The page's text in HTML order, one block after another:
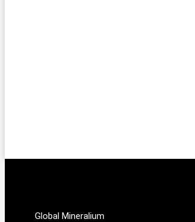
Global Mineralium